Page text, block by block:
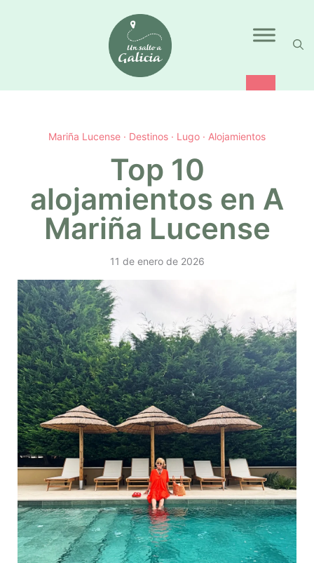
Mariña Lucense · Destinos · Lugo · Alojamientos
Top 10
alojamientos en A
Mariña Lucense
11 de enero de 2026